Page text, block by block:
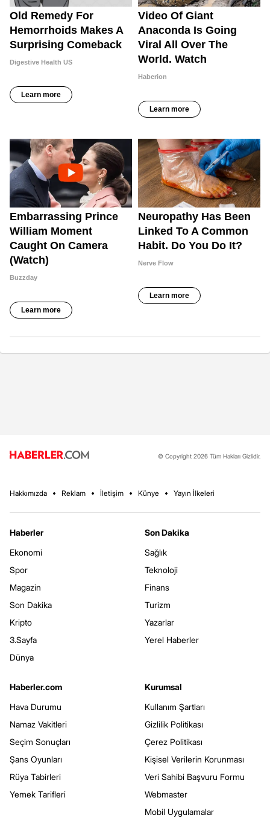
© Copyright 2026 Tüm Hakları Gizlidir.
Hakkımızda Reklam İletişim Künye Yayın İlkeleri
Haberler
Ekonomi
Spor
Magazin
Son Dakika
Kripto
3.Sayfa
Dünya
Son Dakika
Sağlık
Teknoloji
Finans
Turizm
Yazarlar
Yerel Haberler
Haberler.com
Hava Durumu
Namaz Vakitleri
Seçim Sonuçları
Şans Oyunları
Rüya Tabirleri
Yemek Tarifleri
Kurumsal
Kullanım Şartları
Gizlilik Politikası
Çerez Politikası
Kişisel Verilerin Korunması
Veri Sahibi Başvuru Formu
Webmaster
Mobil Uygulamalar